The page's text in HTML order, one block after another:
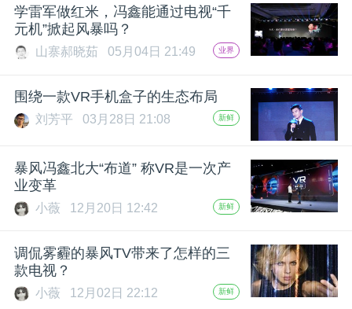
搞
学雷军做红米，冯鑫能通过电视“千
元机”掀起风暴吗？
山寨郝晓茹 05月04日 21:49 业界
围绕一款VR手机盒子的生态布局
刘芳平 03月28日 21:08 新鲜
暴风冯鑫北大“布道” 称VR是一次产
业变革
小薇 12月20日 12:42 新鲜
调侃雾霾的暴风TV带来了怎样的三
款电视？
小薇 12月02日 22:12 新鲜